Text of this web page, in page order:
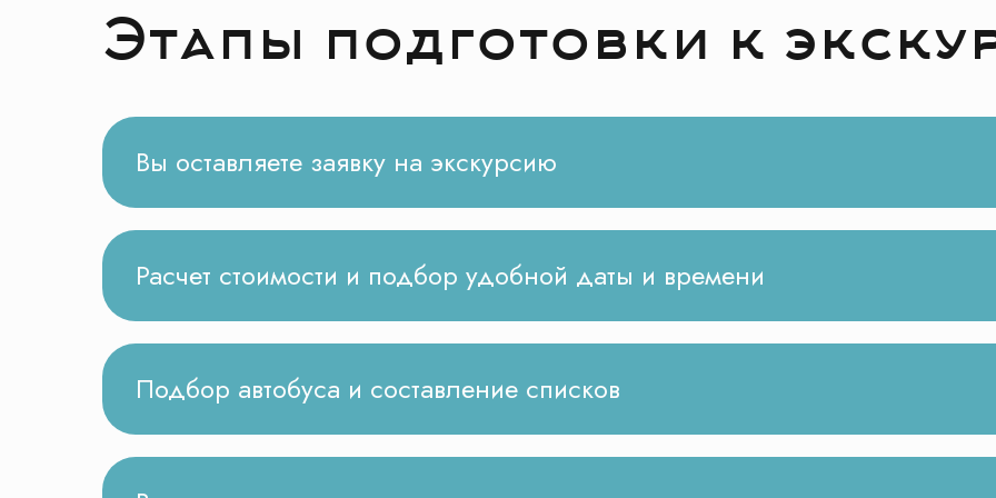
Этапы подготовки к
Вы оставляете заявку на экскурсию
Расчет стоимости и подбор удобной даты и времени
Подбор автобуса и составление списков